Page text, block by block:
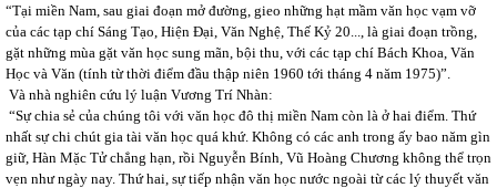
“Tại miền Nam, sau giai đoạn mở đường, gieo những hạt mầm văn học vạm vỡ
của các tạp chí Sáng Tạo, Hiện Đại, Văn Nghệ, Thế Kỷ 20..., là giai đoạn trồng,
gặt những mùa gặt văn học sung mãn, bội thu, với các tạp chí Bách Khoa, Văn
Học và Văn (tính từ thời điểm đầu thập niên 1960 tới tháng 4 năm 1975)”.
Và nhà nghiên cứu lý luận Vương Trí Nhàn:
“Sự chia sẻ của chúng tôi với văn học đô thị miền Nam còn là ở hai điểm. Thứ
nhất sự chi chút gia tài văn học quá khứ. Không có các anh trong ấy bao năm gìn
giữ, Hàn Mặc Tử chẳng hạn, rồi Nguyễn Bính, Vũ Hoàng Chương không thể trọn
vẹn như ngày nay. Thứ hai, sự tiếp nhận văn học nước ngoài từ các lý thuyết văn